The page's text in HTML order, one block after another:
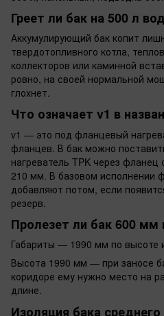
Греет ли бак на 500 л
Аккумулирующий бак копит
твердотопливного котла,
коллекторов или каминной
ровно, на своей нормальной
глохнет.
Что означает v1 в
v1 — это под фланцевый
фланцев. В бак можно
нагреватель TPK через
210 мм. В базовом исполнении
добавляют потом, если
резерв.
Пролезет ли бак 600 мм
Габариты — 1990 мм по высоте
Высота 1990 мм — при заносе
коридоре ему нужно место на
длине.
Изоляция бака